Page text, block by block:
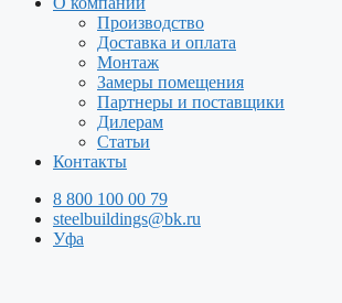
Производство
Доставка и оплата
Монтаж
Замеры помещения
Партнеры и поставщики
Дилерам
Статьи
Контакты
8 800 100 00 79
steelbuildings@bk.ru
Уфа